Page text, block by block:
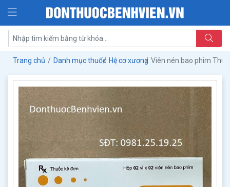
Trang chủ Danh mục thuốc Hệ cơ xương Viên nén bao phim